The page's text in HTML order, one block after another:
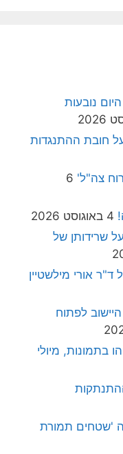
נובעות
חובת ההתנגדות
צה"ל' 6
4 באוגוסט 2026
שרידותן של
אורי מילשטיין
לפתוח
בתמונות, מיולי
'שטחים תמורת